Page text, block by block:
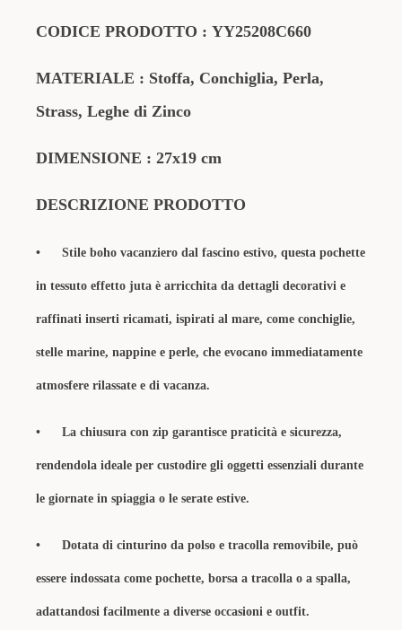
CODICE PRODOTTO : YY25208C660
MATERIALE : Stoffa, Conchiglia, Perla,
Strass, Leghe di Zinco
DIMENSIONE : 27x19 cm
DESCRIZIONE PRODOTTO
• Stile boho vacanziero dal fascino estivo, questa pochette
in tessuto effetto juta è arricchita da dettagli decorativi e
raffinati inserti ricamati, ispirati al mare, come conchiglie,
stelle marine, nappine e perle, che evocano immediatamente
atmosfere rilassate e di vacanza.
• La chiusura con zip garantisce praticità e sicurezza,
rendendola ideale per custodire gli oggetti essenziali durante
le giornate in spiaggia o le serate estive.
• Dotata di cinturino da polso e tracolla removibile, può
essere indossata come pochette, borsa a tracolla o a spalla,
adattandosi facilmente a diverse occasioni e outfit.